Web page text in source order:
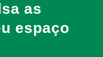
as
espaço